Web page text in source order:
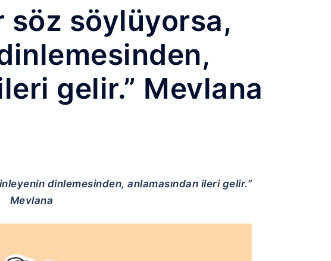
söz söylüyorsa,
gelir.” Mevlana
dinlemesinden, anlamasından ileri gelir.”
Mevlana